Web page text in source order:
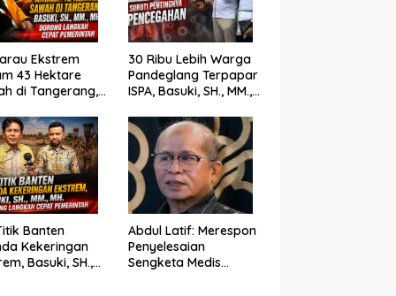
Ekstrem
43 Hektare
di Tangerang,
Langkah
Pemerintah
30 Ribu Lebih Warga
Pandeglang Terpapar
ISPA, Basuki, SH., MM.,
Pencegahan
Banten
Kekeringan
Basuki, SH.,
Abdul Latif: Merespon
Penyelesaian
Sengketa Medis